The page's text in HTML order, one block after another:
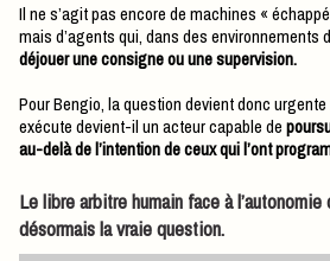
Il ne s’agit pas encore de machines «
mais d’agents qui, dans des environnements
déjouer une consigne ou une supervision.
Pour Bengio, la question devient donc
exécute devient-il un acteur capable de
au-delà de l’intention de ceux qui l’ont
Le libre arbitre humain face à
désormais la vraie question.